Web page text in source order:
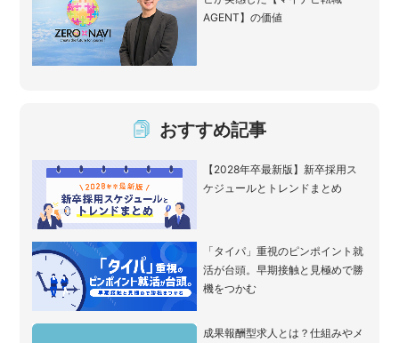
AGENT】の価値
おすすめ記事
【2028年卒最新版】新卒採用ス
ケジュールとトレンドまとめ
「タイパ」重視のピンポイント就
活が台頭。早期接触と見極めで勝
機をつかむ
成果報酬型求人とは？仕組みやメ